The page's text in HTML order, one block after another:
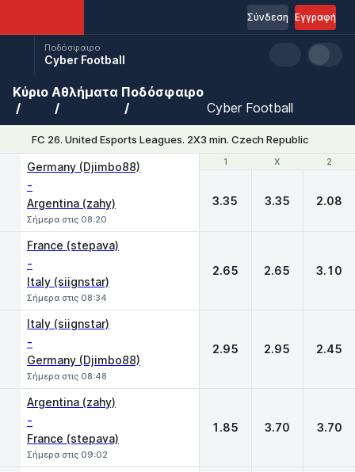
Εγγραφή
Σύνδεση
Ποδόσφαιρο
Cyber Football
Κύριο Αθλήματα Ποδόσφαιρο
Cyber Football
FC 26. United Esports Leagues. 2X3 min. Czech Republic
1 X 2
Germany (Djimbo88)
-
Argentina (zahy)
Σήμερα στις 08:20
1 X 2
3.35 3.35 2.08
France (stepava)
-
Italy (siignstar)
Σήμερα στις 08:34
2.65 2.65 3.10
Italy (siignstar)
-
Germany (Djimbo88)
Σήμερα στις 08:48
2.95 2.95 2.45
Argentina (zahy)
-
France (stepava)
Σήμερα στις 09:02
1.85 3.70 3.70